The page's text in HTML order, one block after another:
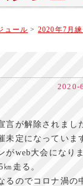
ュール > 2020年7月
2020-
が解除されまし
定になっていま
がweb大会になり
走る。
るのでコロナ渦の